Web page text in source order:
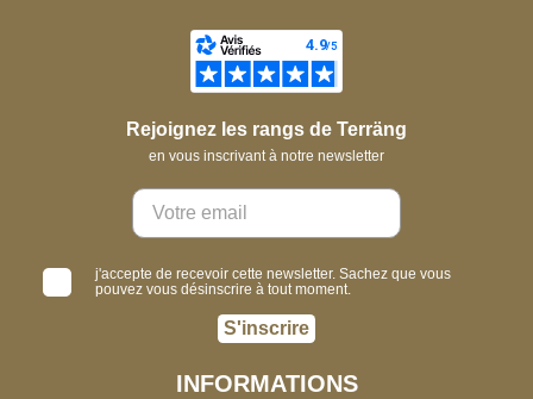
Rejoignez les rangs de Terräng
en vous inscrivant à notre newsletter
j'accepte de recevoir cette newsletter. Sachez que vous
pouvez vous désinscrire à tout moment.
S'inscrire
INFORMATIONS